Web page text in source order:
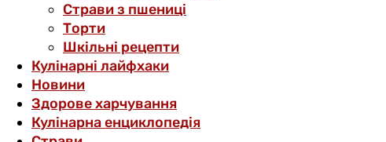
Страви з пшениці
Торти
Шкільні рецепти
Кулінарні лайфхаки
Новини
Здорове харчування
Кулінарна енциклопедія